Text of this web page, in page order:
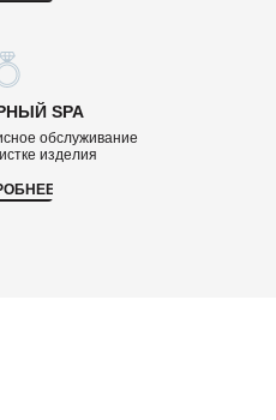
SPA
обслуживание
изделия